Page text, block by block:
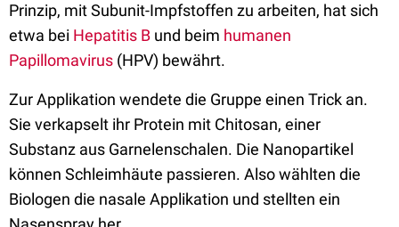
Prinzip, mit Subunit-Impfstoffen zu arbeiten, hat sich
etwa bei Hepatitis B und beim humanen
Papillomavirus (HPV) bewährt.
Zur Applikation wendete die Gruppe einen Trick an.
Sie verkapselt ihr Protein mit Chitosan, einer
Substanz aus Garnelenschalen. Die Nanopartikel
können Schleimhäute passieren. Also wählten die
Biologen die nasale Applikation und stellten ein